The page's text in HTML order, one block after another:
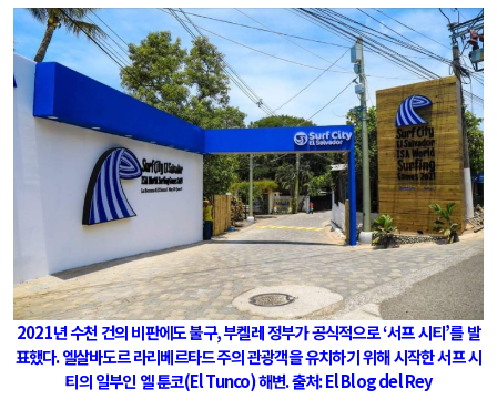
2021년 수천 건의 비판에도 불구,부켈레 정부가 공식적으로‘서프 시티’를 발
표했다.엘살바도르 라리베르타드주의 관광객을 유치하기 위해 시작한 서프 시
티의 일부인 엘 툰코(El Tunco)해변.출처:El Blog del Rey